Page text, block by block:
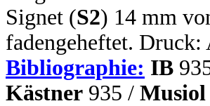
Signet (S2) 14 mm
fadengeheftet.
Bibliographie: IB
Kästner 935 / Musiol